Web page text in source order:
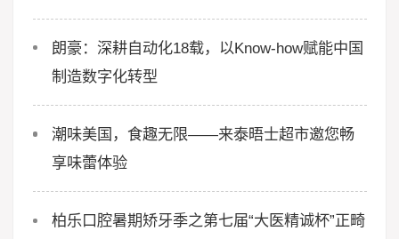
朗豪：深耕自动化18载，以Know-how赋能中国
制造数字化转型
潮味美国，食趣无限——来泰晤士超市邀您畅
享味蕾体验
柏乐口腔暑期矫牙季之第七届“大医精诚杯”正畸